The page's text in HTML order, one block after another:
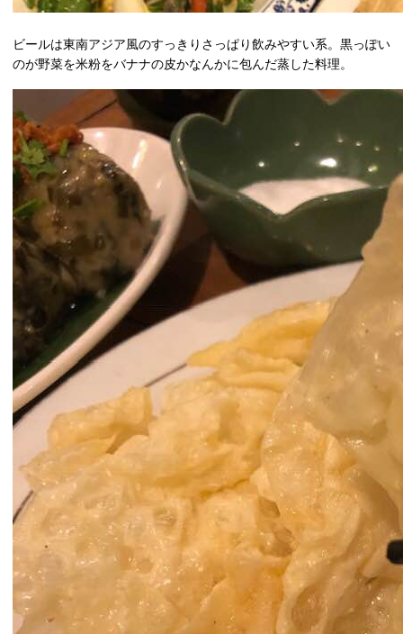
ビールは東南アジア風のすっきりさっぱり飲みやすい系。黒っぽい
のが野菜を米粉をバナナの皮かなんかに包んだ蒸した料理。